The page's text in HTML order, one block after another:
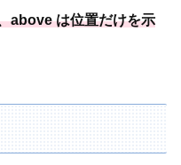
above は位置だけを示